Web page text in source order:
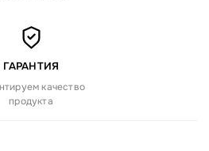
ГАРАНТИЯ
качество
продукта